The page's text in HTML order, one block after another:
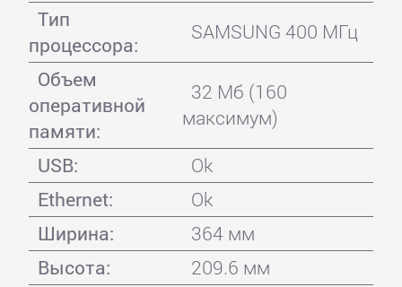
Тип
процессора:
SAMSUNG 400 МГц
Объем
оперативной
памяти:
32 Мб (160
максимум)
USB:
Ok
Ethernet:
Ok
Ширина:
364 мм
Высота:
209.6 мм